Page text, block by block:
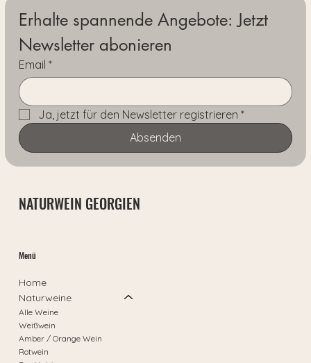
Erhalte spannende Angebote: Jetzt
Newsletter abonieren
Email *
Ja, jetzt für den Newsletter registrieren *
Absenden
NATURWEIN GEORGIEN
Home
Naturweine
Alle Weine
Weißwein
Amber / Orange Wein
Rotwein
Menü